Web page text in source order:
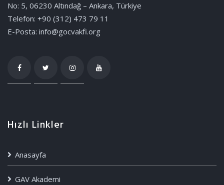
No: 5, 06230 Altındağ – Ankara, Türkiye
Telefon: +90 (312) 473 79 11
E-Posta: info@gocvakfi.org
Hızlı Linkler
Anasayfa
GAV Akademi